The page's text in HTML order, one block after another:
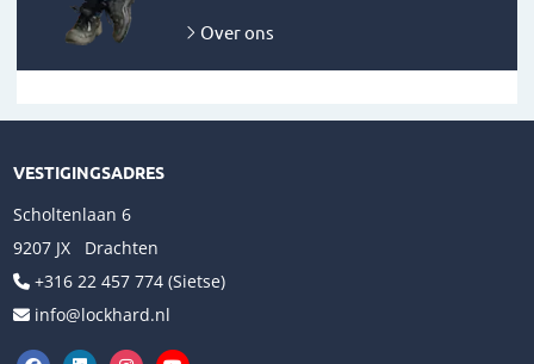
Over ons
VESTIGINGSADRES
Scholtenlaan 6
9207 JX Drachten
+316 22 457 774 (Sietse)
info@lockhard.nl